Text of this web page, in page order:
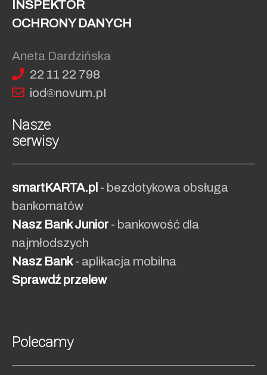
INSPEKTOR
OCHRONY DANYCH
Aneta Dardzińska
22 11 22 798
iod
novum.pI
Nasze
serwisy
smartKARTA.pl - bezdotykowa obsługa
bankomatów
Nasz Bank Junior - bankowość dla
najmłodszych
Nasz Bank- aplikacja mobilna
Sprawdź przelew
Polecamy